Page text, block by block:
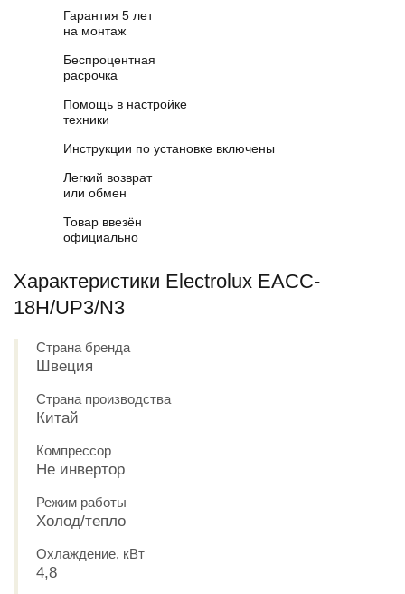
Гарантия 5 лет
на монтаж
Беспроцентная
расрочка
Помощь в настройке
техники
Инструкции по установке включены
Легкий возврат
или обмен
Товар ввезён
официально
Характеристики Electrolux EACC-
18H/UP3/N3
Страна бренда
Швеция
Страна производства
Китай
Компрессор
Не инвертор
Режим работы
Холод/тепло
Охлаждение, кВт
4,8